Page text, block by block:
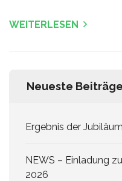
WEITERLESEN
Neueste Beiträge
Ergebnis der
NEWS – Einladung
2026